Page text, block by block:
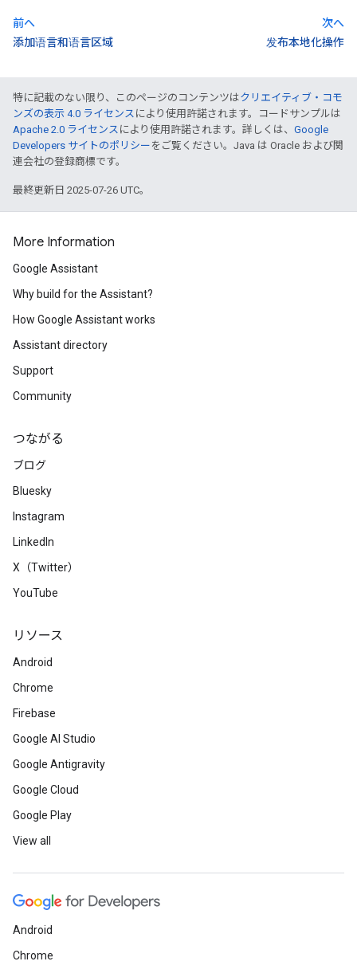
前へ
添加语言和语言区域
次へ
发布本地化操作
特に記載のない限り、このページのコンテンツはクリエイティブ・コモ
ンズの表示 4.0 ライセンス により使用許諾されます。コードサンプルは
Apache 2.0 ライセンス により使用許諾されます。詳しくは、 Google
Developers サイトのポリシー をご覧ください。Java は Oracle および関
連会社の登録商標です。
最終更新日 2025-07-26 UTC。
More Information
Google Assistant
Why build for the Assistant?
How Google Assistant works
Assistant directory
Support
Community
つながる
ブログ
Bluesky
Instagram
LinkedIn
X（Twitter）
YouTube
リソース
Android
Chrome
Firebase
Google AI Studio
Google Antigravity
Google Cloud
Google Play
View all
Android
Chrome